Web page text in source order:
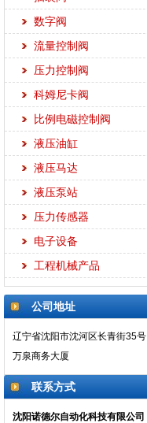
数字阀
流量控制阀
压力控制阀
科姆尼卡阀
比例电磁控制阀
液压油缸
液压马达
液压泵站
压力传感器
电子设备
工程机械产品
公司地址
辽宁省沈阳市沈河区长青街35号
万泉商务大厦
联系方式
沈阳诺德尔自动化科技有限公司